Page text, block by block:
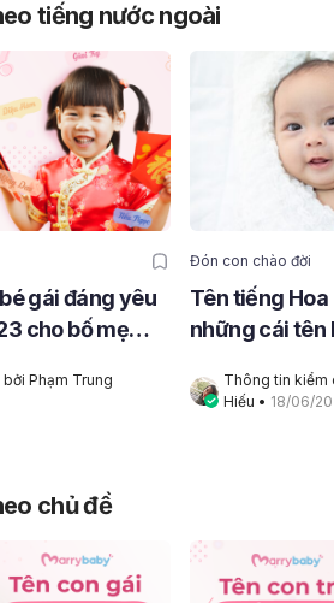
tiếng nước ngoài
gái đáng yêu
cho bố mẹ
Phạm Trung
Đón con chào đời
Tên tiếng
những cái tên
Thông tin kiểm
Hiếu • 18/06/
chủ đề